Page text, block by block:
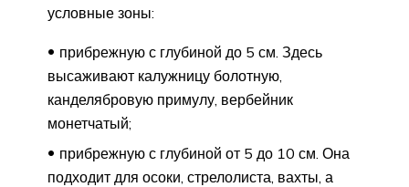
условные зоны:
прибрежную с глубиной до 5 см. Здесь
высаживают калужницу болотную,
канделябровую примулу, вербейник
монетчатый;
прибрежную с глубиной от 5 до 10 см. Она
подходит для осоки, стрелолиста, вахты, а